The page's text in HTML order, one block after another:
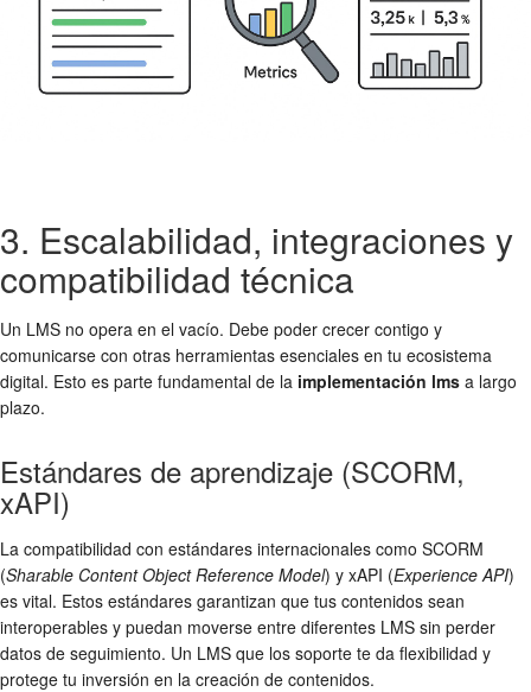
3. Escalabilidad, integraciones y
compatibilidad técnica
Un LMS no opera en el vacío. Debe poder crecer contigo y
comunicarse con otras herramientas esenciales en tu ecosistema
digital. Esto es parte fundamental de la implementación lms a largo
plazo.
Estándares de aprendizaje (SCORM,
xAPI)
La compatibilidad con estándares internacionales como SCORM
(Sharable Content Object Reference Model) y xAPI (Experience API)
es vital. Estos estándares garantizan que tus contenidos sean
interoperables y puedan moverse entre diferentes LMS sin perder
datos de seguimiento. Un LMS que los soporte te da flexibilidad y
protege tu inversión en la creación de contenidos.